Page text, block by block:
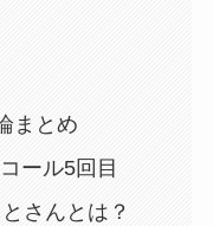
まとめ
ール5回目
さんとは？